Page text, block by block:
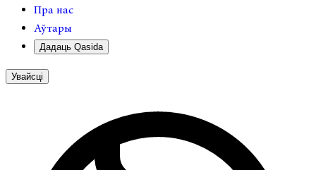
Пра нас
Аўтары
Дадаць Qasida
Увайсці